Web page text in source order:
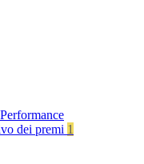
dei premi 1